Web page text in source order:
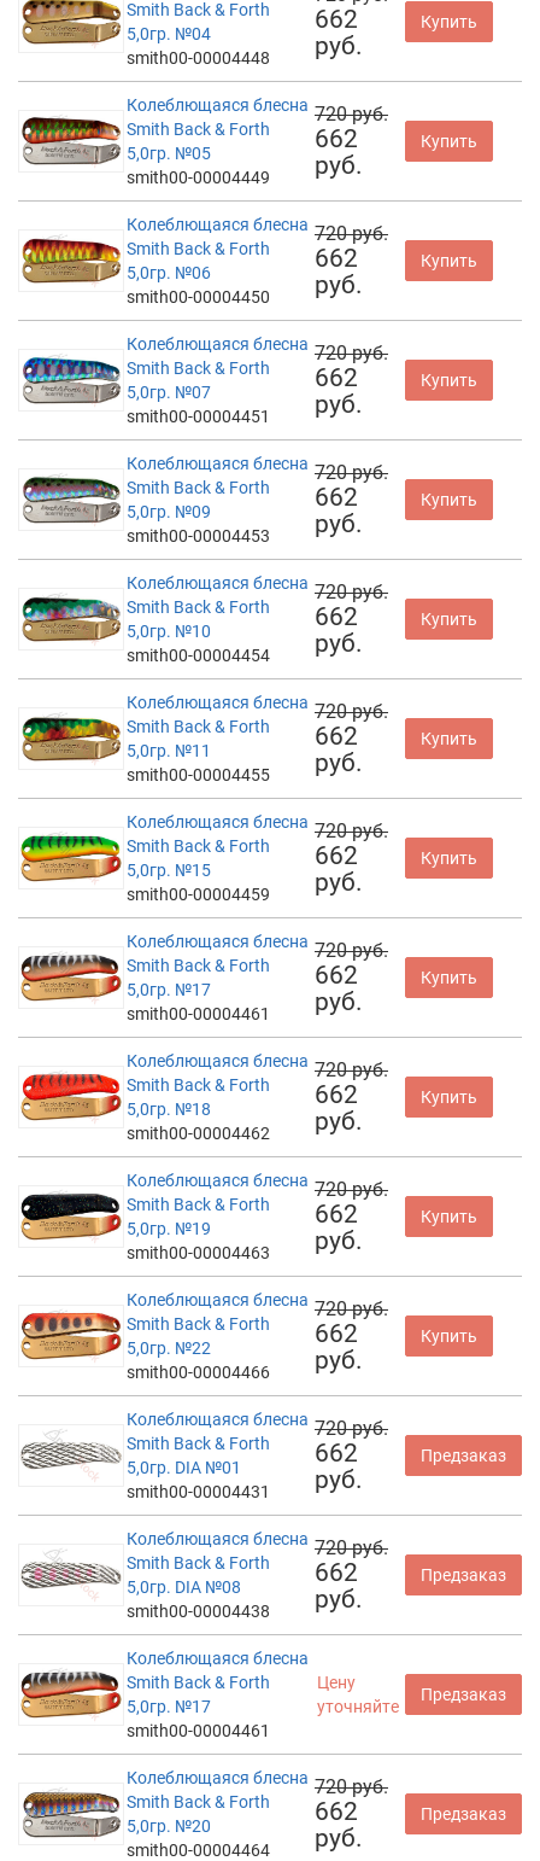
Smith Back & Forth
5,0гр. №04
smith00-00004448
662
руб.
Купить
Колеблющаяся блесна
Smith Back & Forth
5,0гр. №05
smith00-00004449
720 руб.
662
руб.
Купить
Колеблющаяся блесна
Smith Back & Forth
5,0гр. №06
smith00-00004450
720 руб.
662
руб.
Купить
Колеблющаяся блесна
Smith Back & Forth
5,0гр. №07
smith00-00004451
720 руб.
662
руб.
Купить
Колеблющаяся блесна
Smith Back & Forth
5,0гр. №09
smith00-00004453
720 руб.
662
руб.
Купить
Колеблющаяся блесна
Smith Back & Forth
5,0гр. №10
smith00-00004454
720 руб.
662
руб.
Купить
Колеблющаяся блесна
Smith Back & Forth
5,0гр. №11
smith00-00004455
720 руб.
662
руб.
Купить
Колеблющаяся блесна
Smith Back & Forth
5,0гр. №15
smith00-00004459
720 руб.
662
руб.
Купить
Колеблющаяся блесна
Smith Back & Forth
5,0гр. №17
smith00-00004461
720 руб.
662
руб.
Купить
Колеблющаяся блесна
Smith Back & Forth
5,0гр. №18
smith00-00004462
720 руб.
662
руб.
Купить
Колеблющаяся блесна
Smith Back & Forth
5,0гр. №19
smith00-00004463
720 руб.
662
руб.
Купить
Колеблющаяся блесна
Smith Back & Forth
5,0гр. №22
smith00-00004466
720 руб.
662
руб.
Купить
Колеблющаяся блесна
Smith Back & Forth
5,0гр. DIA №01
smith00-00004431
720 руб.
662
руб.
Предзаказ
Колеблющаяся блесна
Smith Back & Forth
5,0гр. DIA №08
smith00-00004438
720 руб.
662
руб.
Предзаказ
Колеблющаяся блесна
Smith Back & Forth
5,0гр. №17
smith00-00004461
Цену
уточняйте
Предзаказ
Колеблющаяся блесна
Smith Back & Forth
5,0гр. №20
smith00-00004464
720 руб.
662
руб.
Предзаказ